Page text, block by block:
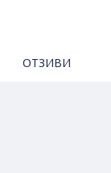
ОТЗИВИ